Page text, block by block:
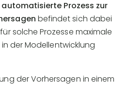
automatisierte Prozess zur
befindet sich dabei
solche Prozesse maximale
der Modellentwicklung
der Vorhersagen in einem